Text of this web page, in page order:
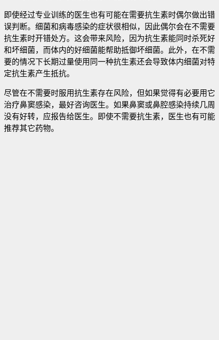
即使经过专业训练的医生也有可能在需要抗生素时偶尔做出错
误判断。细菌和病毒感染的症状很相似，因此偶尔会在不需要
抗生素时开错处方。这会带来风险，因为抗生素能同时杀死好
和坏细菌，而体内的好细菌能帮助抵御坏细菌。此外，在不需
要的情况下长期过量使用同一种抗生素还会导致体内细菌对特
定抗生素产生抵抗。
尽管在不需要时服用抗生素存在风险，但如果觉得有必要用它
治疗鼻窦感染，最好咨询医生。如果鼻窦或鼻腔感染持续几周
没有好转，应报告给医生。即使不需要抗生素，医生也有可能
推荐其它药物。